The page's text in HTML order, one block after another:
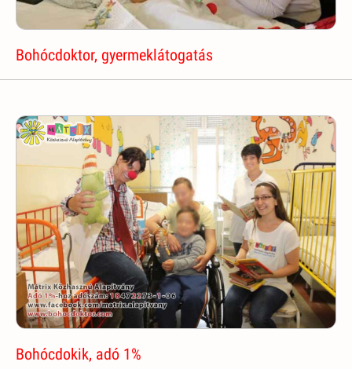
Bohócdoktor, gyermeklátogatás
Bohócdokik, adó 1%